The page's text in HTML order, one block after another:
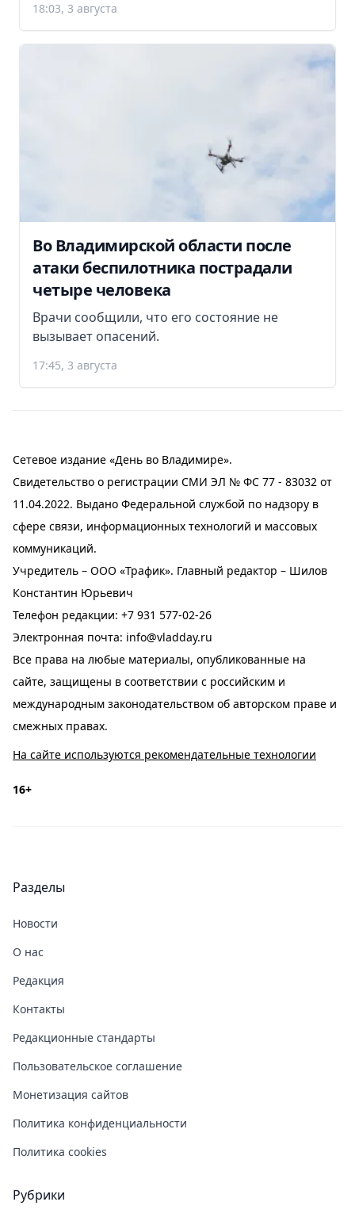
18:03, 3 августа
Во Владимирской области после
атаки беспилотника пострадали
четыре человека
Врачи сообщили, что его состояние не
вызывает опасений.
17:45, 3 августа
Сетевое издание «День во Владимире».
Свидетельство о регистрации СМИ ЭЛ № ФС 77 - 83032 от
11.04.2022. Выдано Федеральной службой по надзору в
сфере связи, информационных технологий и массовых
коммуникаций.
Учредитель – ООО «Трафик». Главный редактор – Шилов
Константин Юрьевич
Телефон редакции: +7 931 577-02-26
Электронная почта: info@vladday.ru
Все права на любые материалы, опубликованные на
сайте, защищены в соответствии с российским и
международным законодательством об авторском праве и
смежных правах.
На сайте используются рекомендательные технологии
16+
Разделы
Новости
О нас
Редакция
Контакты
Редакционные стандарты
Пользовательское соглашение
Монетизация сайтов
Политика конфиденциальности
Политика cookies
Рубрики